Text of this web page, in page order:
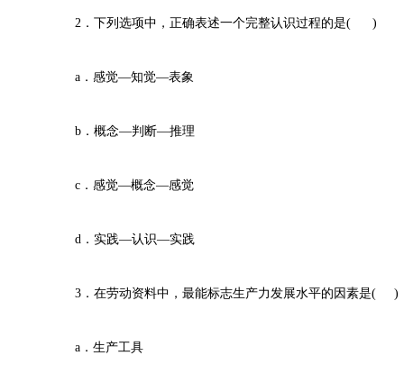
2．下列选项中，正确表述一个完整认识过程的是( )
a．感觉—知觉—表象
b．概念—判断—推理
c．感觉—概念—感觉
d．实践—认识—实践
3．在劳动资料中，最能标志生产力发展水平的因素是( )
a．生产工具